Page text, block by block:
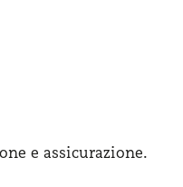
e assicurazione.